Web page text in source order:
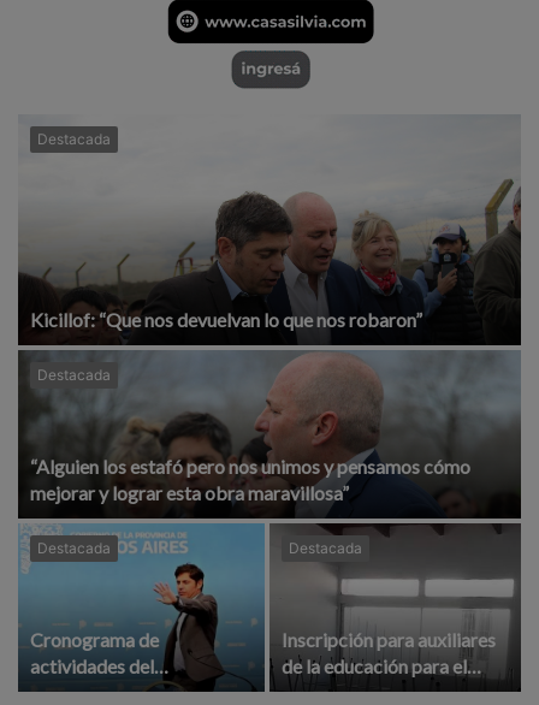
Destacada
Kicillof: “Que nos devuelvan lo que nos robaron”
Destacada
“Alguien los estafó pero nos unimos y pensamos cómo
mejorar y lograr esta obra maravillosa”
Destacada
Cronograma de
actividades del
gobernador Kicillof en La
Destacada
Inscripción para auxiliares
de la educación para el
ciclo lectivo 2027